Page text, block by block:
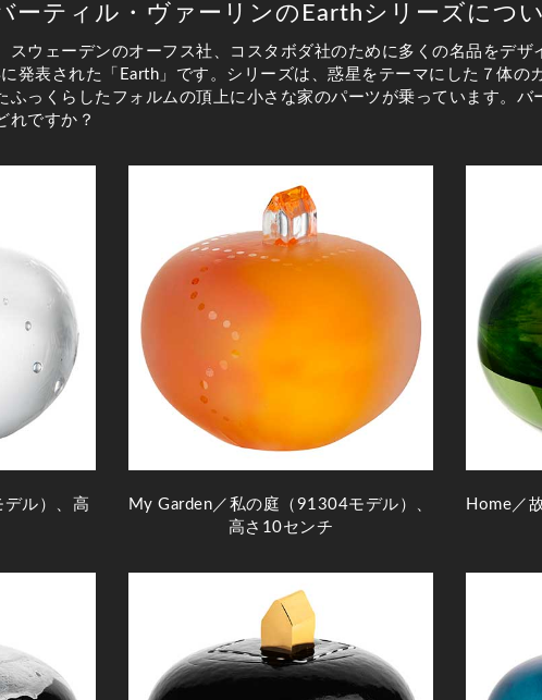
ーティル・ヴァーリンのEarthシリーズにつ
スウェーデンのオーフス社、コスタボダ社のために多くの名品をデザ
発表された「Earth」です。シリーズは、惑星をテーマにした７体の
ふっくらしたフォルムの頂上に小さな家のパーツが乗っています。バ
れですか？
ル）、高
My Garden／私の庭（91304モデル）、
高さ10センチ
Home／